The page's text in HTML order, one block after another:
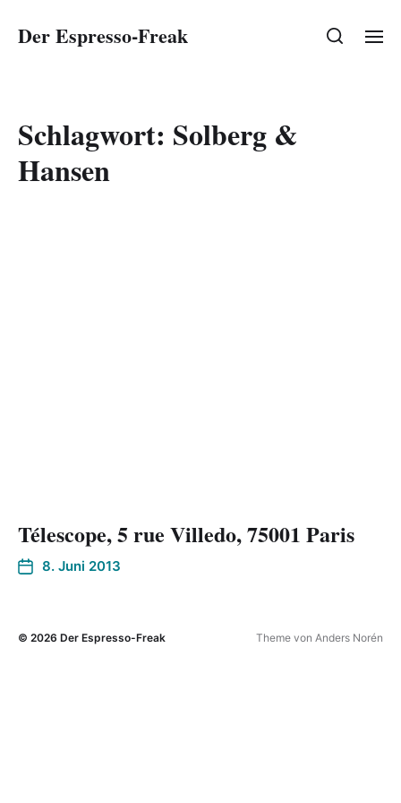
Der Espresso-Freak
Schlagwort: Solberg &
Hansen
Télescope, 5 rue Villedo, 75001 Paris
8. Juni 2013
© 2026 Der Espresso-Freak Theme von Anders Norén